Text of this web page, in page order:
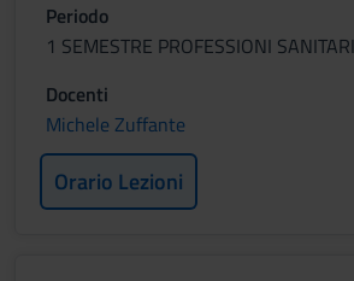
Periodo
1 SEMESTRE PROFESSIONI
Docenti
Michele Zuffante
Orario Lezioni